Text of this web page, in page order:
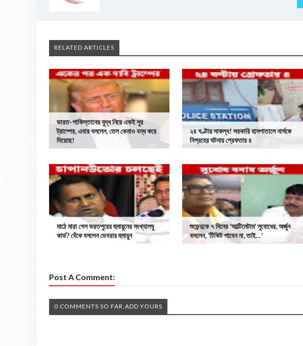
RELATED ARTICLES
ভারত-পাকিস্তানের যুদ্ধ নিয়ে একই সুর
ট্রাম্পের, এবার বললেন, তেল কেনাও বন্ধ করে
দিয়েছে!
২৪ ঘণ্টায় সাফল্য! সরকারি হাসপাতালে নার্সকে
নিগ্রহের ঘটনায় গ্রেফতার ৪
মাঠে মারা গেল ভরতপুরের হুমায়ুনের সংখ্যালঘু
কার্ড? বেঁকে বসলেন ডেবরার হুমায়ুন
শুভেন্দুকে ৭ দিনের ‘আল্টিমেটাম’ সুবোধের, অর্জুন
বললেন, ‘টিকিট পাবেন না, তাই…’
Post A Comment:
0 COMMENTS SO FAR,ADD YOURS